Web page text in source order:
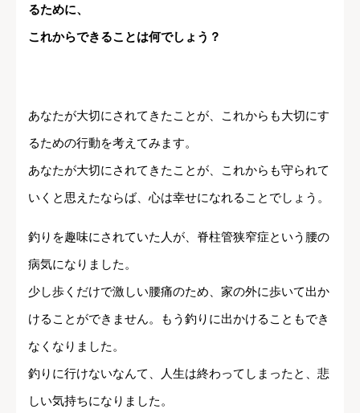
るために、
これからできることは何でしょう？
あなたが大切にされてきたことが、これからも大切にす
るための行動を考えてみます。
あなたが大切にされてきたことが、これからも守られて
いくと思えたならば、心は幸せになれることでしょう。
釣りを趣味にされていた人が、脊柱管狭窄症という腰の
病気になりました。
少し歩くだけで激しい腰痛のため、家の外に歩いて出か
けることができません。もう釣りに出かけることもでき
なくなりました。
釣りに行けないなんて、人生は終わってしまったと、悲
しい気持ちになりました。